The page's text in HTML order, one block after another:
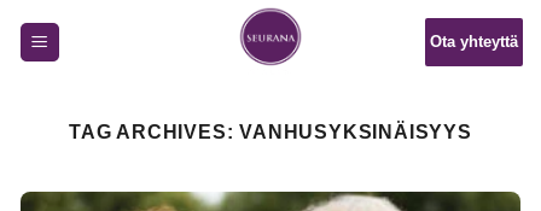
Ota yhteyttä
TAG ARCHIVES:VANHUSYKSINÄISYYS